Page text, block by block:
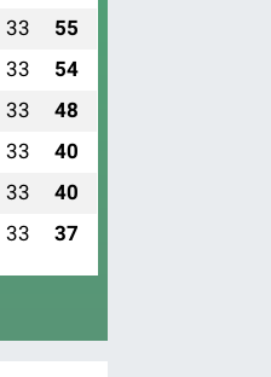
33 55
33 54
33 48
33 40
33 40
33 37